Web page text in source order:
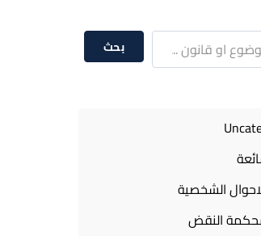
بحث
الشخصية
النقض